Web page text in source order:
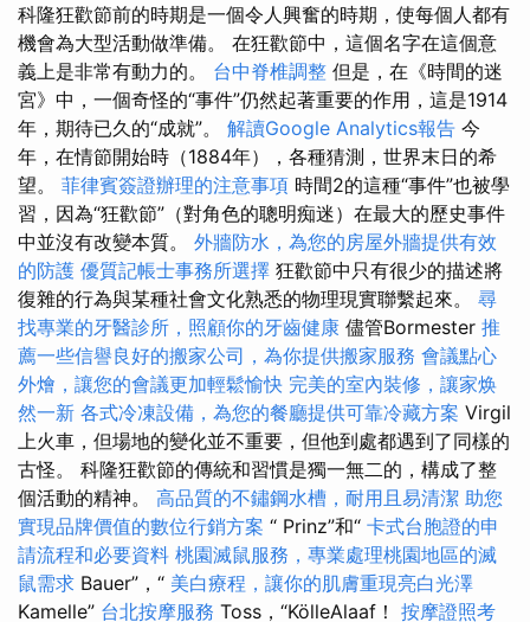
科隆狂歡節前的時期是一個令人興奮的時期，使每個人都有
機會為大型活動做準備。 在狂歡節中，這個名字在這個意
義上是非常有動力的。 台中脊椎調整 但是，在《時間的迷
宮》中，一個奇怪的“事件”仍然起著重要的作用，這是1914
年，期待已久的“成就”。 解讀Google Analytics報告 今
年，在情節開始時（1884年），各種猜測，世界末日的希
望。 菲律賓簽證辦理的注意事項 時間2的這種“事件”也被學
習，因為“狂歡節”（對角色的聰明痴迷）在最大的歷史事件
中並沒有改變本質。 外牆防水，為您的房屋外牆提供有效
的防護 優質記帳士事務所選擇 狂歡節中只有很少的描述將
復雜的行為與某種社會文化熟悉的物理現實聯繫起來。 尋
找專業的牙醫診所，照顧你的牙齒健康 儘管Bormester 推
薦一些信譽良好的搬家公司，為你提供搬家服務 會議點心
外燴，讓您的會議更加輕鬆愉快 完美的室內裝修，讓家焕
然一新 各式冷凍設備，為您的餐廳提供可靠冷藏方案 Virgil
上火車，但場地的變化並不重要，但他到處都遇到了同樣的
古怪。 科隆狂歡節的傳統和習慣是獨一無二的，構成了整
個活動的精神。 高品質的不鏽鋼水槽，耐用且易清潔 助您
實現品牌價值的數位行銷方案 “ Prinz”和“ 卡式台胞證的申
請流程和必要資料 桃園滅鼠服務，專業處理桃園地區的滅
鼠需求 Bauer”，“ 美白療程，讓你的肌膚重現亮白光澤
Kamelle” 台北按摩服務 Toss，“KölleAlaaf！ 按摩證照考